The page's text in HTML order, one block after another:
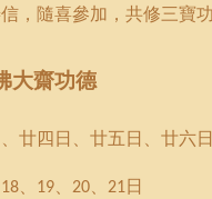
，隨喜參加，共修三寶
大齋功德
廿四日、廿五日、廿六
18、 19、 20、 21日